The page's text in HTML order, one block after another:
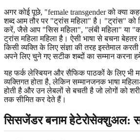
अगर कोई पूछे, "female transgender को क्या
शब्द आम तौर पर "ट्रांस महिला" है। "ट्रांस" को
करें, जैसे आप "सिस महिला", "लंबी महिला" या
ट्रांस महिला महिला है। ऐसी भाषा से बचना
किसी व्यक्ति के लिए संज्ञा की तरह इस्तेमाल करती
अपने लिए चुने गए सटीक शब्दों का सम्मान करना
यह फर्क लेस्बियन और सैफिक पाठकों के लिए भी
व्यक्तिगत होता है, लेकिन सम्मानजनक भाषा
होती है और उन लेबलों से बचती है जो लोगों को
तक सीमित कर देते हैं।
सिसजेंडर बनाम हेटेरोसेक्शुअल: